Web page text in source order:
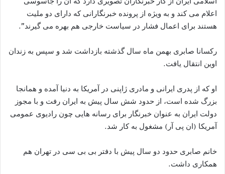
اعلام می کند و به ویژه از پرونده خبرنگارانی که دارای دو ملیت
هستند برای اعمال فشار در سیاست خارجی هم بهره می گیرند”.
رکسانا صابری بهمن ماه سال گذشته بازداشت شد و سپس به زندان
اوین انتقال یافت.
او که از پدری ایرانی و مادری ژاپنی در آمریکا به دنیا آمده و همانجا
بزرگ شده است، از حدود شش سال پیش به ایران رفت و با مجوز
دولت ایران به عنوان خبرنگار برای رسانه هایی چون رادیوی عمومی
آمریکا (ان پی آر) مشغول به کار شد.
خانم صابری حدود دو سال پیش با دفتر بی بی سی در تهران هم
همکاری داشت.